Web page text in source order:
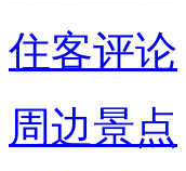
住客评论
周边景点